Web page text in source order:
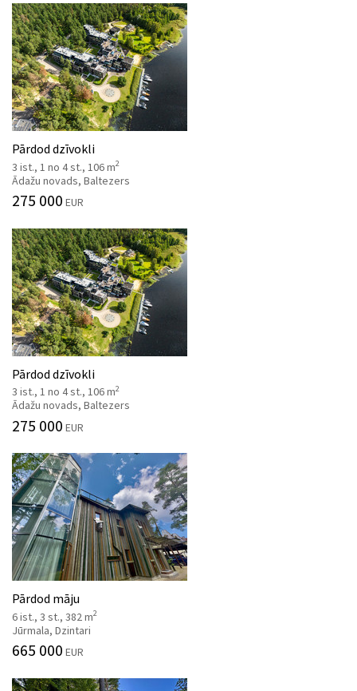
Pārdod dzīvokli
3 ist., 1 no 4 st., 106 m2
Ādažu novads, Baltezers
275 000 EUR
Pārdod dzīvokli
3 ist., 1 no 4 st., 106 m2
Ādažu novads, Baltezers
275 000 EUR
Pārdod māju
6 ist., 3 st., 382 m2
Jūrmala, Dzintari
665 000 EUR